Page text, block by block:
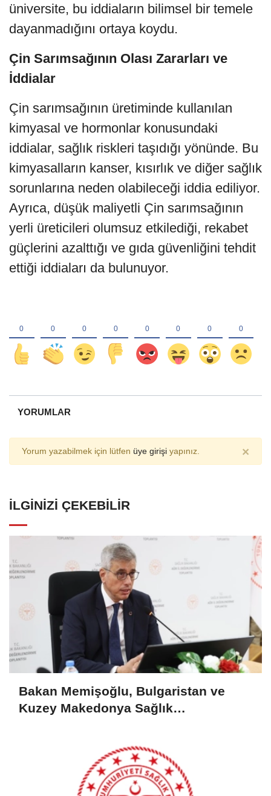
üniversite, bu iddiaların bilimsel bir temele
dayanmadığını ortaya koydu.
Çin Sarımsağının Olası Zararları ve
İddialar
Çin sarımsağının üretiminde kullanılan
kimyasal ve hormonlar konusundaki
iddialar, sağlık riskleri taşıdığı yönünde. Bu
kimyasalların kanser, kısırlık ve diğer sağlık
sorunlarına neden olabileceği iddia ediliyor.
Ayrıca, düşük maliyetli Çin sarımsağının
yerli üreticileri olumsuz etkilediği, rekabet
güçlerini azalttığı ve gıda güvenliğini tehdit
ettiği iddiaları da bulunuyor.
YORUMLAR
Yorum yazabilmek için lütfen üye girişi yapınız. ×
İLGINIZI ÇEKEBILIR
Bakan Memişoğlu, Bulgaristan ve
Kuzey Makedonya Sağlık